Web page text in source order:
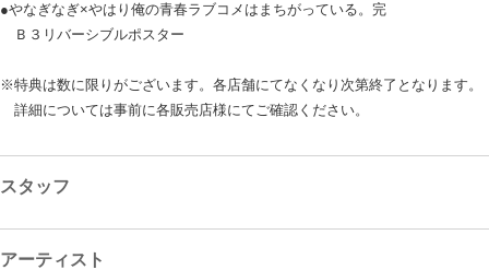
●やなぎなぎ×やはり俺の青春ラブコメはまちがっている。完
Ｂ３リバーシブルポスター
※特典は数に限りがございます。各店舗にてなくなり次第終了となります。
詳細については事前に各販売店様にてご確認ください。
スタッフ
アーティスト